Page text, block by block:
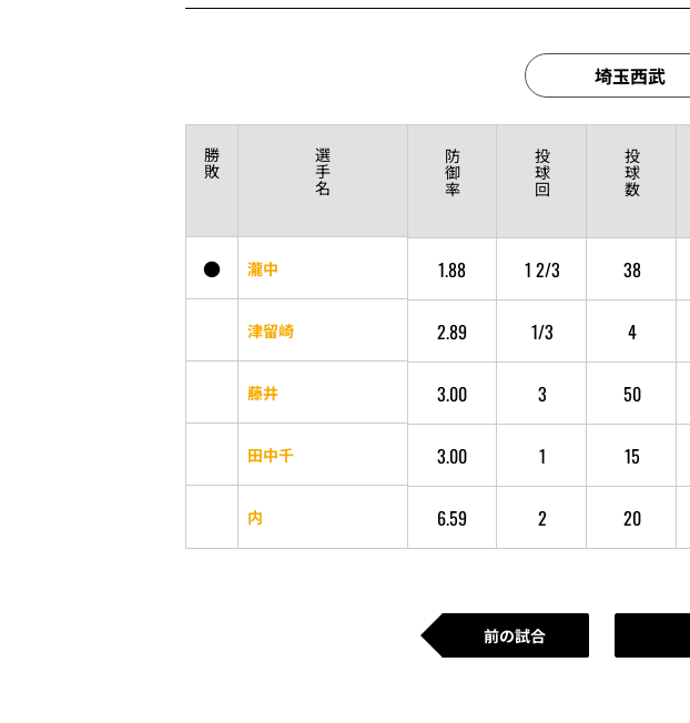
埼玉西武
勝
敗
選
手
名
防
御
率
投
球
回
投
球
数
● 瀧中 1.88 1 2/3 38
津留崎 2.89 1/3 4
藤井 3.00 3 50
田中千 3.00 1 15
内 6.59 2 20
前の試合